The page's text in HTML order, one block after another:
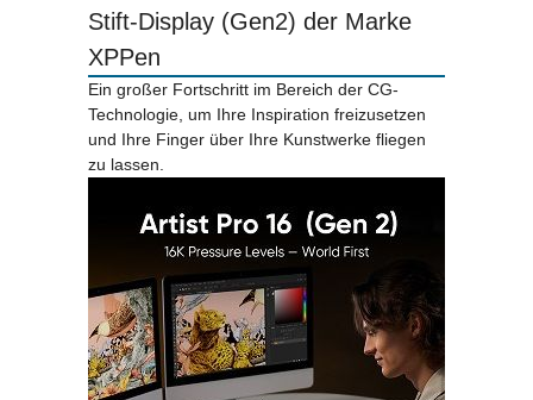
Stift-Display (Gen2) der Marke
XPPen
Ein großer Fortschritt im Bereich der CG-
Technologie, um Ihre Inspiration freizusetzen
und Ihre Finger über Ihre Kunstwerke fliegen
zu lassen.